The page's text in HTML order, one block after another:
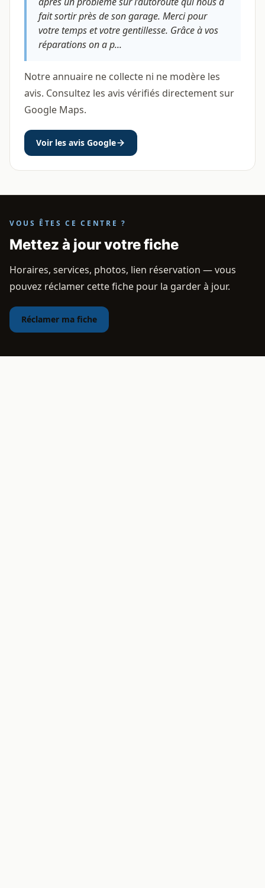
fait sortir près de son garage. Merci pour
votre temps et votre gentillesse. Grâce à vos
réparations on a p...
Notre annuaire ne collecte ni ne modère les
avis. Consultez les avis vérifiés directement sur
Google Maps.
Voir les avis Google
VOUS ÊTES CE CENTRE ?
Mettez à jour votre fiche
Horaires, services, photos, lien réservation — vous
pouvez réclamer cette fiche pour la garder à jour.
Réclamer ma fiche